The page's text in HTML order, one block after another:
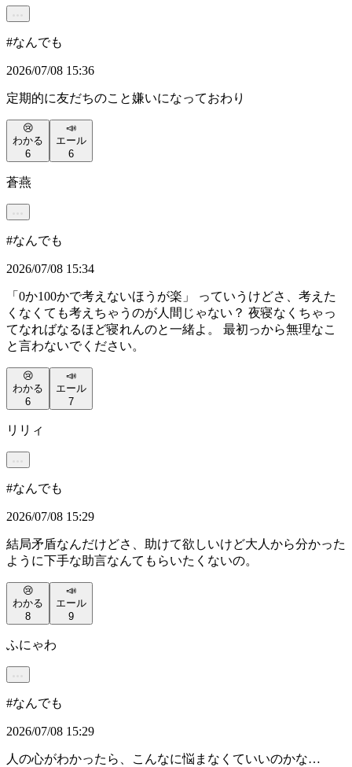
#なんでも
2026/07/08 15:36
定期的に友だちのこと嫌いになっておわり
😢
わかる
6
📣
エール
6
蒼燕
#なんでも
2026/07/08 15:34
「0か100かで考えないほうが楽」 っていうけどさ、考えた
くなくても考えちゃうのが人間じゃない？ 夜寝なくちゃっ
てなればなるほど寝れんのと一緒よ。 最初っから無理なこ
と言わないでください。
😢
わかる
6
📣
エール
7
リリィ
#なんでも
2026/07/08 15:29
結局矛盾なんだけどさ、助けて欲しいけど大人から分かった
ように下手な助言なんてもらいたくないの。
😢
わかる
8
📣
エール
9
ふにゃわ
#なんでも
2026/07/08 15:29
人の心がわかったら、こんなに悩まなくていいのかな…